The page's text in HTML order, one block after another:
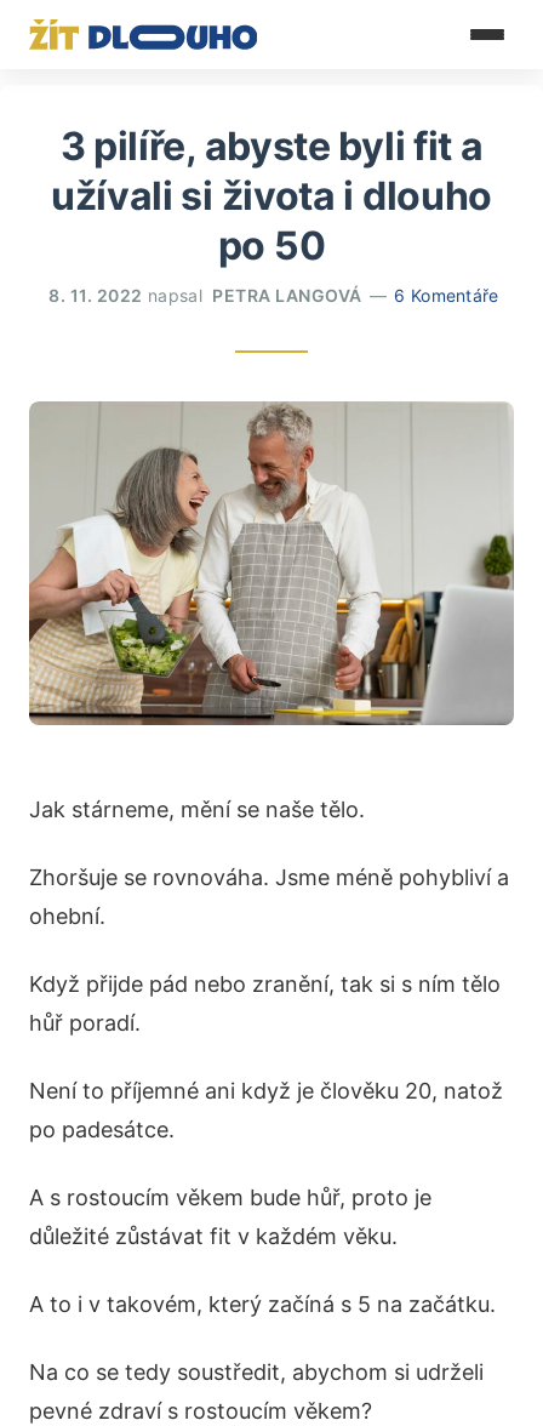
3 pilíře, abyste byli fit a
užívali si života i dlouho
po 50
8. 11. 2022 napsal PETRA LANGOVÁ 6 Komentáře
Jak stárneme, mění se naše tělo.
Zhoršuje se rovnováha. Jsme méně pohybliví a
ohební.
Když přijde pád nebo zranění, tak si s ním tělo
hůř poradí.
Není to příjemné ani když je člověku 20, natož
po padesátce.
A s rostoucím věkem bude hůř, proto je
důležité zůstávat fit v každém věku.
A to i v takovém, který začíná s 5 na začátku.
Na co se tedy soustředit, abychom si udrželi
pevné zdraví s rostoucím věkem?